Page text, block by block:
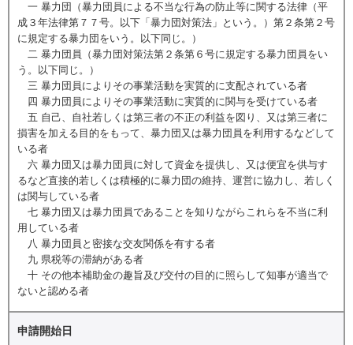
一 暴力団（暴力団員による不当な行為の防止等に関する法律（平
成３年法律第７７号。以下「暴力団対策法」という。）第２条第２号
に規定する暴力団をいう。以下同じ。）
二 暴力団員（暴力団対策法第２条第６号に規定する暴力団員をい
う。以下同じ。）
三 暴力団員によりその事業活動を実質的に支配されている者
四 暴力団員によりその事業活動に実質的に関与を受けている者
五 自己、自社若しくは第三者の不正の利益を図り、又は第三者に
損害を加える目的をもって、暴力団又は暴力団員を利用するなどして
いる者
六 暴力団又は暴力団員に対して資金を提供し、又は便宜を供与す
るなど直接的若しくは積極的に暴力団の維持、運営に協力し、若しく
は関与している者
七 暴力団又は暴力団員であることを知りながらこれらを不当に利
用している者
八 暴力団員と密接な交友関係を有する者
九 県税等の滞納がある者
十 その他本補助金の趣旨及び交付の目的に照らして知事が適当で
ないと認める者
申請開始日